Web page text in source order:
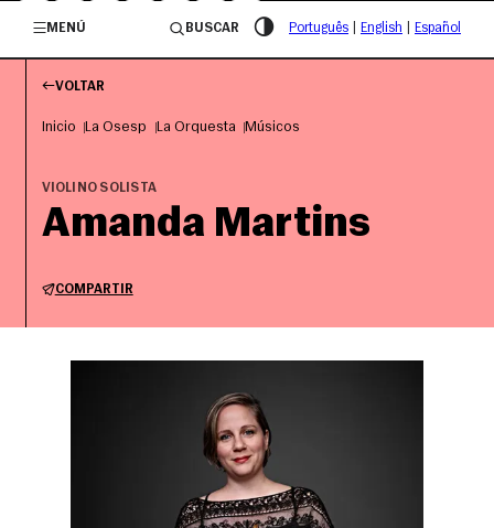
/governosp
MENÚ
BUSCAR Português English Español
VOLTAR
Inicio La Osesp La Orquesta Músicos
VIOLINO SOLISTA
Amanda Martins
COMPARTIR